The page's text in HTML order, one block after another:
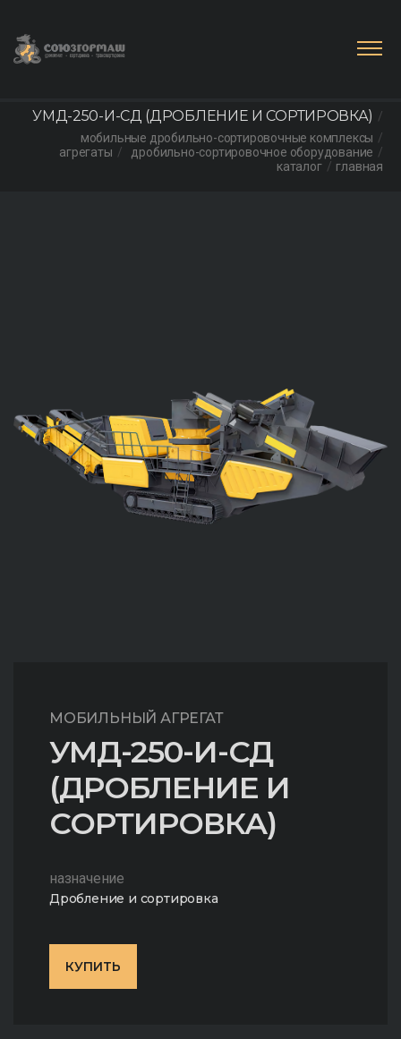
главная
каталог
дробильно-сортировочное оборудование
агрегаты
мобильные дробильно-сортировочные комплексы
УМД-250-И-СД (ДРОБЛЕНИЕ И СОРТИРОВКА)
МОБИЛЬНЫЙ АГРЕГАТ
УМД-250-И-СД
(ДРОБЛЕНИЕ И
СОРТИРОВКА)
назначение
Дробление и сортировка
КУПИТЬ